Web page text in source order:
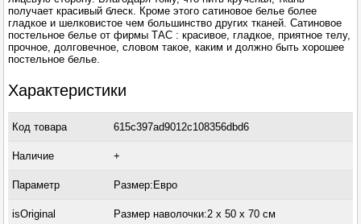
получает красивый блеск. Кроме этого сатиновое белье более
гладкое и шелковистое чем большинство других тканей. Сатиновое
постельное белье от фирмы ТАС : красивое, гладкое, приятное телу,
прочное, долговечное, словом такое, каким и должно быть хорошее
постельное белье.
Характеристики
Код товара 615c397ad9012c108356dbd6
Наличие +
Параметр Размер:Евро
isOriginal Размер наволочки:2 x 50 х 70 см